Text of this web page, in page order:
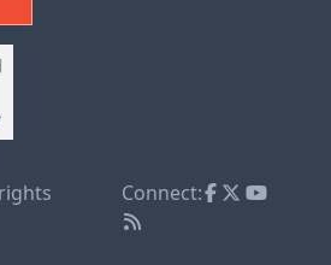
Connect: